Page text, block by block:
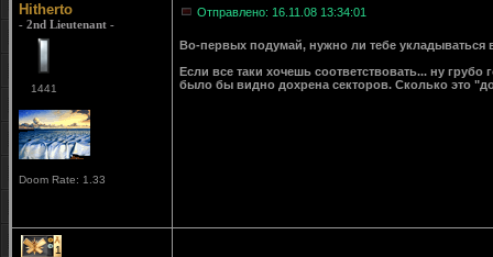
Hitherto
- 2nd Lieutenant -
1441
Doom Rate: 1.33
Отправлено: 16.11.08 13:34:01
Во-первых подумай, нужно ли тебе
Если все таки хочешь соответствовать... ну
было бы видно дохрена секторов. Сколько это
1